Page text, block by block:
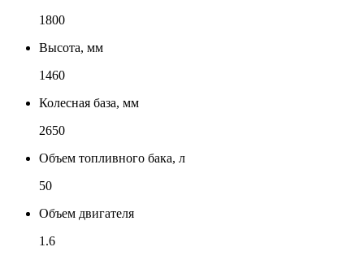
1800
Высота, мм
1460
Колесная база, мм
2650
Объем топливного бака, л
50
Объем двигателя
1.6